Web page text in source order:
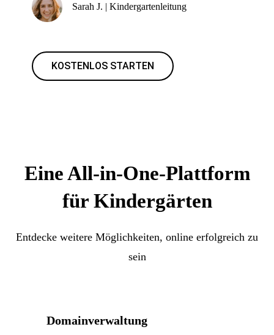
Sarah J. | Kindergartenleitung
KOSTENLOS STARTEN
Eine All-in-One-Plattform
für Kindergärten
Entdecke weitere Möglichkeiten, online erfolgreich zu
sein
Domainverwaltung